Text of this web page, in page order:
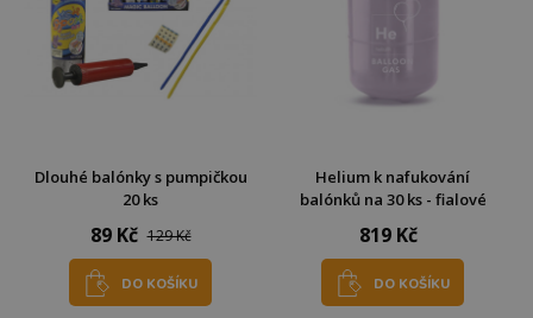
Dlouhé balónky s pumpičkou
20 ks
89 Kč 129 Kč
DO KOŠÍKU
Helium k nafukování
balónků na 30 ks - fialové
819 Kč
DO KOŠÍKU